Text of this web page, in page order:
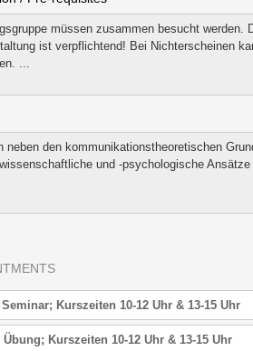
müssen zusammen besucht werden.
ist verpflichtend! Bei Nichterscheinen
...
neben den kommunikationstheoretischen
und -psychologische
Seminar; Kurszeiten 10-12 Uhr & 13-15 Uhr
- 15:00
Übung; Kurszeiten 10-12 Uhr & 13-15 Uhr